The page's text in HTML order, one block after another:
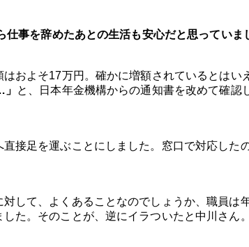
事を辞めたあとの生活も安心だと思っていま
およそ17万円。確かに増額されているとはい
と、日本年金機構からの通知書を改めて確認
接足を運ぶことにしました。窓口で対応した
対して、よくあることなのでしょうか、職員は
た。そのことが、逆にイラついたと中川さん